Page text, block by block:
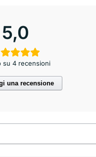
5,0
su 4 recensioni
una recensione